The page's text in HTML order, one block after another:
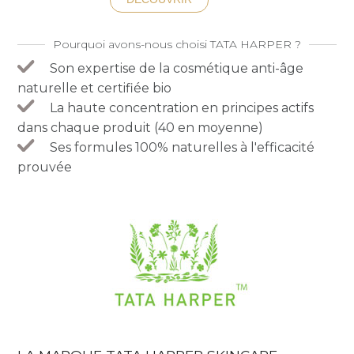
Pourquoi avons-nous choisi TATA HARPER ?
Son expertise de la cosmétique anti-âge
naturelle et certifiée bio
La haute concentration en principes actifs
dans chaque produit (40 en moyenne)
Ses formules 100% naturelles à l'efficacité
prouvée